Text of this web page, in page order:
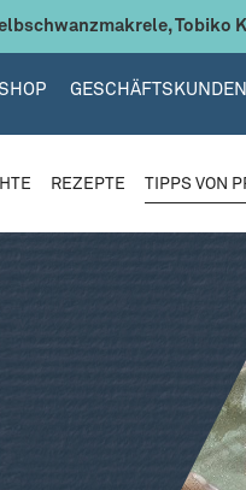
Tobiko
GESCHÄFTSKUNDEN
REZEPTE TIPPS VON